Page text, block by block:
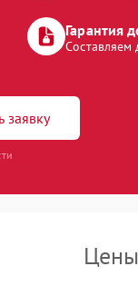
Гарантия
Составляем
заявку